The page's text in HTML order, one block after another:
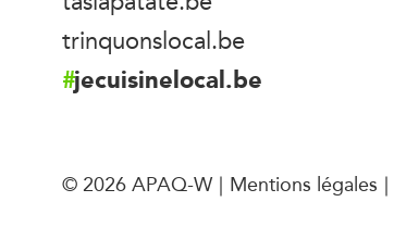
trinquonslocal.be
jecuisinelocal.be
© 2026 APAQ-W Mentions légales